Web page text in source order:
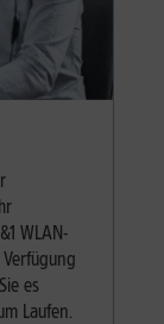
WLAN-
es
Laufen.